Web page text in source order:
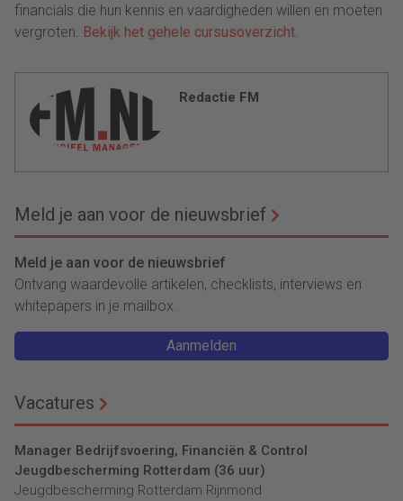
financials die hun kennis en vaardigheden willen en moeten
vergroten. Bekijk het gehele cursusoverzicht.
Redactie FM
Meld je aan voor de nieuwsbrief
Meld je aan voor de nieuwsbrief
Ontvang waardevolle artikelen, checklists, interviews en
whitepapers in je mailbox.
Aanmelden
Vacatures
Manager Bedrijfsvoering, Financiën & Control
Jeugdbescherming Rotterdam (36 uur)
Jeugdbescherming Rotterdam Rijnmond